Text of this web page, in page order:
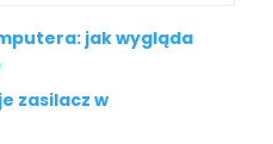
jak wygląda
zasilacz w